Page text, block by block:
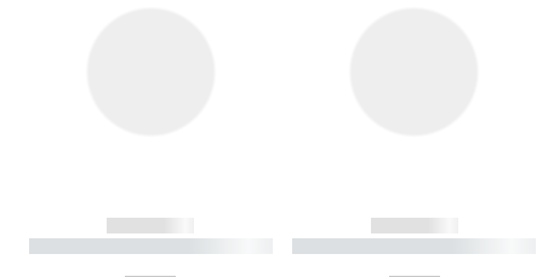
------------
----------- ----------- ----------
------------
----------- ----------- ----------